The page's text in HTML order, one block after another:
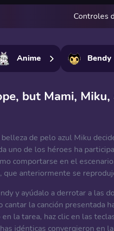
Controles
Anime Bendy
but Mami,
de pelo azul Miku
uno de los héroes ha
comportarse en el
que anteriormente se
y ayúdalo a derrotar a las
cantar la canción presentada
la tarea, haz clic en las
idénticas convergieron en